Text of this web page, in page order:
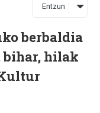
Entzun
berbaldia
bihar, hilak